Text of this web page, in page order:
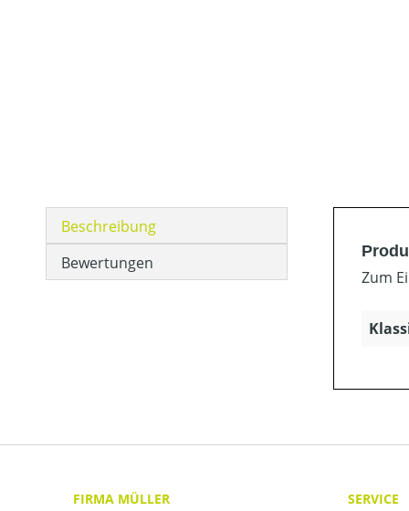
Beschreibung
Bewertungen
Zum
FIRMA MÜLLER
SERVICE